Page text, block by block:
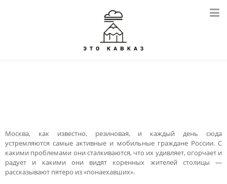
Москва, как известно, резиновая, и каждый день сюда
устремляются самые активные и мобильные граждане России. С
какими проблемами они сталкиваются, что их удивляет, огорчает и
радует и какими они видят коренных жителей столицы —
рассказывают пятеро из «понаехавших».